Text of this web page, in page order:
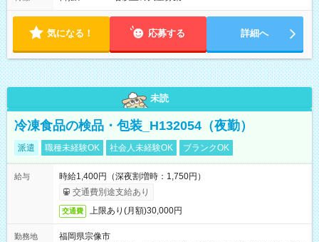
気になる！ 応募する 詳細へ
未読
冷凍食品の検品・包装_H132054（夜勤）
派遣 職種未経験OK 社会人未経験OK ブランクOK
給与
時給1,400円（深夜割増時：1,750円）
交通費別途支給あり
交通費 上限あり(月額)30,000円
勤務地
福岡県宗像市